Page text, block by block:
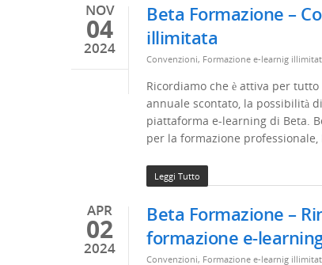
NOV
04
2024
Beta Formazione –
illimitata
Convenzioni, Formazione e-learnig
Ricordiamo che è attiva per
annuale scontato, la possibilità
piattaforma e-learning di Beta.
per la formazione
Leggi Tutto
APR
02
2024
Beta Formazione –
formazione e-
Convenzioni, Formazione e-learnig